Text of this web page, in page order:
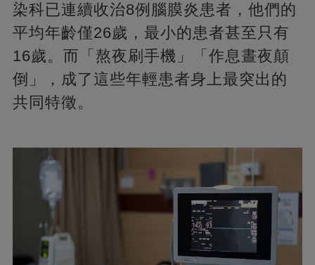
染科已連續收治8例腦膜炎患者，他們的
平均年齡僅26歲，最小的患者甚至只有
16歲。而「熬夜刷手機」「作息晝夜顛
倒」，成了這些年輕患者身上最突出的
共同特徵。